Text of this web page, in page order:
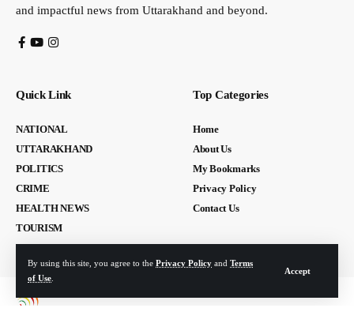
By using this site, you agree to the Privacy Policy and Terms
of Use
Accept
and impactful news from Uttarakhand and beyond.
Quick Link
NATIONAL
UTTARAKHAND
POLITICS
CRIME
HEALTH NEWS
TOURISM
Top Categories
Home
About Us
My Bookmarks
Privacy Policy
Contact Us